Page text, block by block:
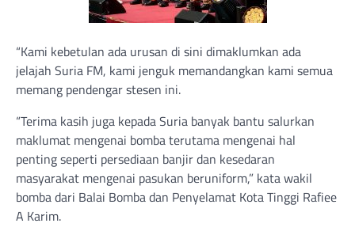
“Kami kebetulan ada urusan di sini dimaklumkan ada
jelajah Suria FM, kami jenguk memandangkan kami semua
memang pendengar stesen ini.
“Terima kasih juga kepada Suria banyak bantu salurkan
maklumat mengenai bomba terutama mengenai hal
penting seperti persediaan banjir dan kesedaran
masyarakat mengenai pasukan beruniform,” kata wakil
bomba dari Balai Bomba dan Penyelamat Kota Tinggi Rafiee
A Karim.